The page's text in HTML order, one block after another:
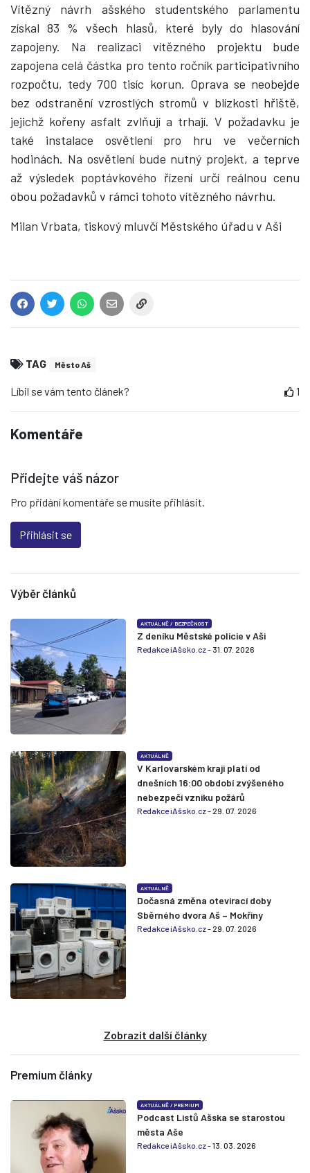
Vítězný návrh ašského studentského parlamentu
získal 83 % všech hlasů, které byly do hlasování
zapojeny. Na realizaci vítězného projektu bude
zapojena celá částka pro tento ročník participativního
rozpočtu, tedy 700 tisíc korun. Oprava se neobejde
bez odstranění vzrostlých stromů v blízkosti hřiště,
jejichž kořeny asfalt zvlňují a trhají. V požadavku je
také instalace osvětlení pro hru ve večerních
hodinách. Na osvětlení bude nutný projekt, a teprve
až výsledek poptávkového řízení určí reálnou cenu
obou požadavků v rámci tohoto vítězného návrhu.
Milan Vrbata, tiskový mluvčí Městského úřadu v Aši
TAG Město Aš
Líbil se vám tento článek? 1
Komentáře
Přidejte váš názor
Pro přidání komentáře se musíte přihlásit.
Přihlásit se
Výběr článků
AKTUÁLNĚ / BEZPEČNOST
Z deníku Městské policie v Aši
Redakce iAšsko.cz- 31. 07. 2026
AKTUÁLNĚ
V Karlovarském kraji platí od
dnešních 16:00 období zvýšeného
nebezpečí vzniku požárů
Redakce iAšsko.cz- 29. 07. 2026
AKTUÁLNĚ
Dočasná změna otevírací doby
Sběrného dvora Aš – Mokřiny
Redakce iAšsko.cz- 29. 07. 2026
Zobrazit další články
Premium články
AKTUÁLNĚ /PREMIUM
Podcast Listů Ašska se starostou
města Aše
Redakce iAšsko.cz- 13. 03. 2026